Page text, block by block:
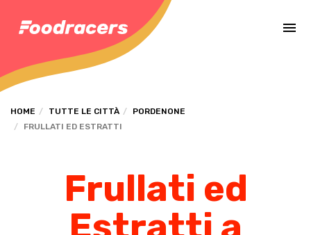
HOME TUTTE LE CITTÀ
PORDENONE
FRULLATI ED ESTRATTI
Frullati ed